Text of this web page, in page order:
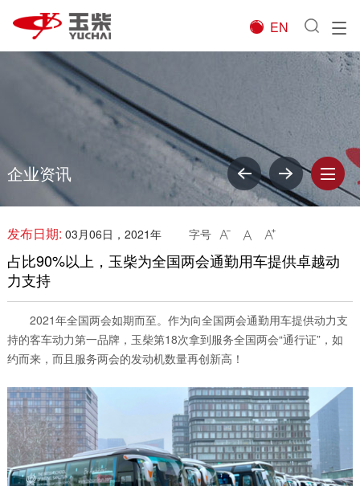

EN
企业资讯
发布日期: 03月06日，2021年 字号   
占比90%以上，玉柴为全国两会通勤用车提供卓越动
力支持
2021年全国两会如期而至。作为向全国两会通勤用车提供动力支
持的客车动力第一品牌，玉柴第18次拿到服务全国两会“通行证”，如
约而来，而且服务两会的发动机数量再创新高！